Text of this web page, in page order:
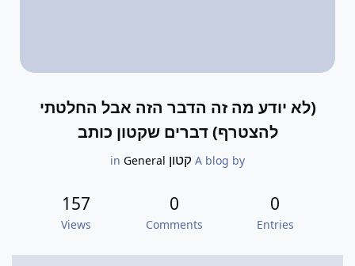
(לא יודע מה זה הדבר הזה אבל החלטתי
להצטרף) דברים שקטון כותב
A blog by קטון General
0
Entries
0
Comments
157
Views